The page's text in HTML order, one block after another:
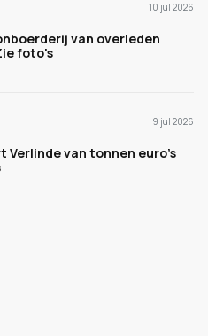
10 jul 2026
van overleden
foto's
9 jul 2026
Verlinde van tonnen euro's